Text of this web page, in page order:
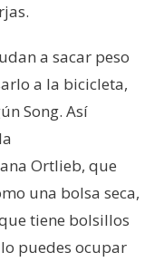
a sacar peso
a la bicicleta,
Song. Así
Ortlieb, que
una bolsa seca,
tiene bolsillos
puedes ocupar